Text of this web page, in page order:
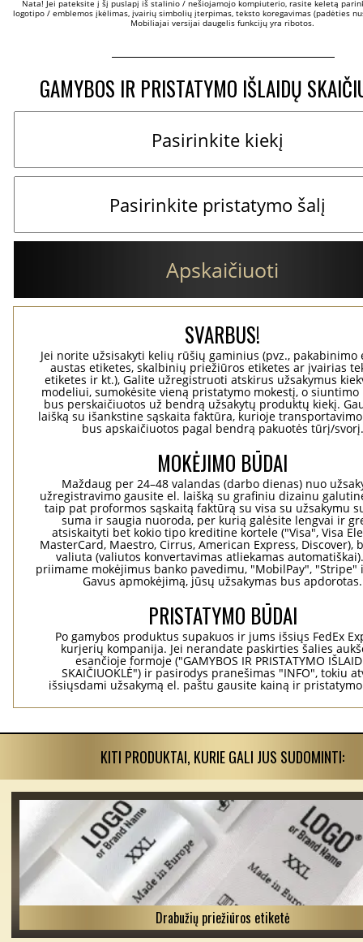
Nata! Jei pateksite į šį puslapį iš stalinio / nešiojamojo kompiuterio, rasite keletą
logotipo / emblemos įkėlimas, įvairių simbolių įterpimas, teksto koregavimas (padėties
Mobiliajai versijai daugelis funkcijų yra ribotos.
GAMYBOS IR PRISTATYMO IŠLAIDŲ
Apskaičiuoti
SVARBUS!
Jei norite užsisakyti kelių rūšių gaminius (pvz., pakabinimo
austas etiketes, skalbinių priežiūros etiketes ar įvairias
etiketes ir kt.), Galite užregistruoti atskirus užsakymus
modeliui, sumokėsite vieną pristatymo mokestį, o siuntimo
bus perskaičiuotos už bendrą užsakytų produktų kiekį.
laišką su išankstine sąskaita faktūra, kurioje
bus apskaičiuotos pagal bendrą pakuotės tūrį/svorį.
MOKĖJIMO BŪDAI
Maždaug per 24–48 valandas (darbo dienas) nuo
užregistravimo gausite el. laišką su grafiniu dizainu
taip pat proformos sąskaitą faktūrą su visa su užsakymu
suma ir saugia nuoroda, per kurią galėsite lengvai ir
atsiskaityti bet kokio tipo kreditine kortele ("Visa", Visa
MasterCard, Maestro, Cirrus, American Express, Discover),
valiuta (valiutos konvertavimas atliekamas
priimame mokėjimus banko pavedimu, "MobilPay", "Stripe"
Gavus apmokėjimą, jūsų užsakymas bus apdorotas.
PRISTATYMO BŪDAI
Po gamybos produktus supakuos ir jums išsiųs FedEx
kurjerių kompanija. Jei nerandate paskirties šalies
esančioje formoje ("GAMYBOS IR PRISTATYMO
SKAIČIUOKLĖ") ir pasirodys pranešimas "INFO", tokiu
išsiųsdami užsakymą el. paštu gausite kainą ir
KITI PRODUKTAI, KURIE GALI JUS SUDOMINTI:
Drabužių priežiūros etiketė